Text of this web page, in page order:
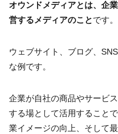
オウンドメディアとは、企
営するメディアのことです。
ウェブサイト、ブログ、
な例です。
企業が自社の商品やサービ
する場として活用すること
業イメージの向上、そして